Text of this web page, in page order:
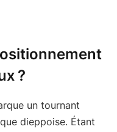
?
un tournant
dieppoise. Étant